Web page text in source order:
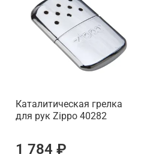
Каталитическая грелка
для рук Zippo 40282
1 784 ₽